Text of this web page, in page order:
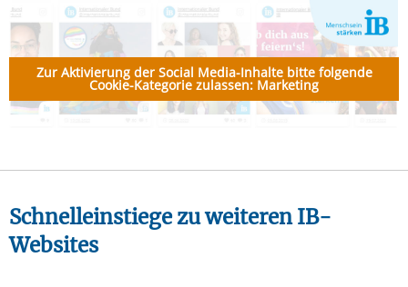
Zur Aktivierung der Social Media-Inhalte bitte folgende
Cookie-Kategorie zulassen: Marketing
Schnelleinstiege zu weiteren IB-
Websites